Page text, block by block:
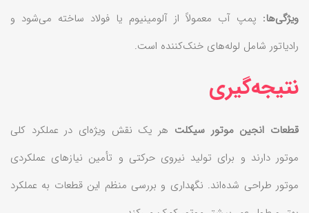
ویژگی‌ها: پمپ آب معمولاً از آلومینیوم یا فولاد ساخته می‌شود و
رادیاتور شامل لوله‌های خنک‌کننده است.
نتیجه‌گیری
قطعات انجین موتور سیکلت هر یک نقش ویژه‌ای در عملکرد کلی
موتور دارند و برای تولید نیروی حرکتی و تأمین نیازهای عملکردی
موتور طراحی شده‌اند. نگهداری و بررسی منظم این قطعات به عملکرد